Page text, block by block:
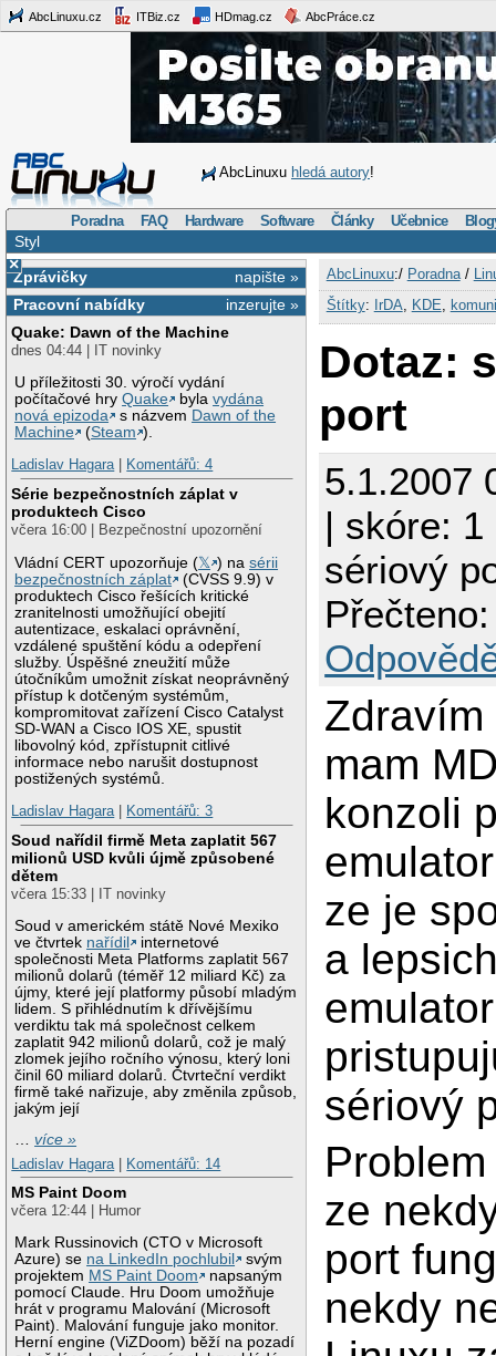
AbcLinuxu.cz ITBiz.cz HDmag.cz AbcPráce.cz
AbcLinuxu hledá autory!
Poradna FAQ Hardware Software Články Učebnice
Styl
×
napište »
Zprávičky
inzerujte »
Pracovní nabídky
Quake: Dawn of the Machine
dnes 04:44 | IT novinky
U příležitosti 30. výročí vydání
počítačové hryQuake bylavydána
nová epizoda
s názvem Dawn of the
Machine
(Steam ).
Ladislav Hagara| Komentářů: 4
Série bezpečnostních záplat v
produktech Cisco
včera 16:00 | Bezpečnostní upozornění
Vládní CERT upozorňuje (𝕏 ) nasérii
bezpečnostních záplat
(CVSS 9.9) v
produktech Cisco řešících kritické
zranitelnosti umožňující obejití
autentizace, eskalaci oprávnění,
vzdálené spuštění kódu a odepření
služby. Úspěšné zneužití může
útočníkům umožnit získat neoprávněný
přístup k dotčeným systémům,
kompromitovat zařízení Cisco Catalyst
SD-WAN a Cisco IOS XE, spustit
libovolný kód, zpřístupnit citlivé
informace nebo narušit dostupnost
postižených systémů.
Ladislav Hagara| Komentářů: 3
Soud nařídil firmě Meta zaplatit 567
milionů USD kvůli újmě způsobené
dětem
včera 15:33 | IT novinky
Soud v americkém státě Nové Mexiko
ve čtvrtek nařídil
internetové
společnosti Meta Platforms zaplatit 567
milionů dolarů (téměř 12 miliard Kč) za
újmy, které její platformy působí mladým
lidem. S přihlédnutím k dřívějšímu
verdiktu tak má společnost celkem
zaplatit 942 milionů dolarů, což je malý
zlomek jejího ročního výnosu, který loni
činil 60 miliard dolarů. Čtvrteční verdikt
firmě také nařizuje, aby změnila způsob,
jakým její
…více »
Ladislav Hagara
Komentářů: 14
MS Paint Doom
včera 12:44 | Humor
Mark Russinovich (CTO v Microsoft
Azure) se na LinkedIn pochlubil
svým
projektem MS Paint Doom
napsaným
pomocí Claude. Hru Doom umožňuje
hrát v programu Malování (Microsoft
Paint). Malování funguje jako monitor.
Herní engine (ViZDoom) běží na pozadí
AbcLinuxu:/ Poradna/
Štítky: IrDA KDE
Dotaz:
port
5.1.2007
| skóre: 1
sériový
Zdravím
mam
konzoli
ze je
a
sériový
ze
port
nekdy